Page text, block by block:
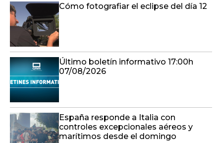
Cómo fotografiar el eclipse del día 12
Último boletín informativo 17:00h
07/08/2026
España responde a Italia con
controles excepcionales aéreos y
marítimos desde el domingo